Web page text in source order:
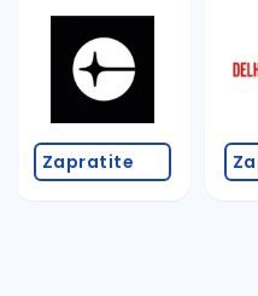
Zapratite